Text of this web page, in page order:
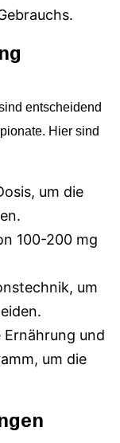
entscheidend
Hier sind
um die
100-200 mg
um
Ernährung und
um die